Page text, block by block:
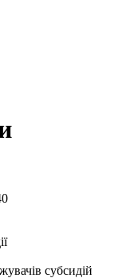
субсидій